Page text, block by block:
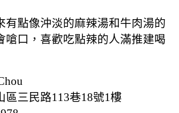
有點像沖淡的麻辣湯和牛肉湯的
嗆口，喜歡吃點辣的人滿推建喝
區三民路113巷18號1樓